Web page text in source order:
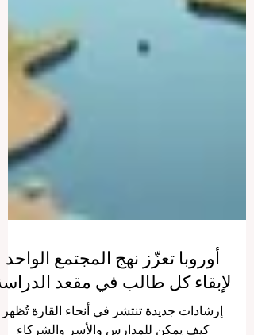
أوروبا تعزّز نهج المجتمع الواحد
لإبقاء كل طالب في مقعد